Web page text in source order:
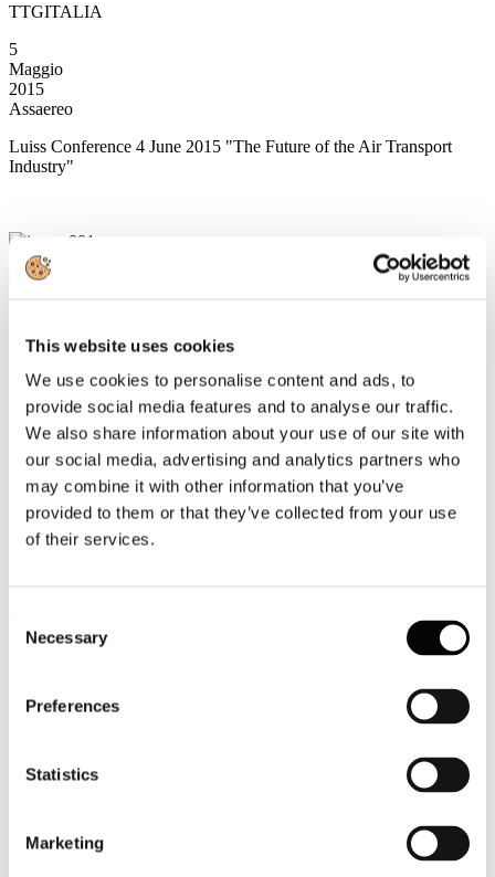
This website uses cookies
We use cookies to personalise content and ads, to
provide social media features and to analyse our traffic.
We also share information about your use of our site with
our social media, advertising and analytics partners who
may combine it with other information that you’ve
provided to them or that they’ve collected from your use
of their services.
Selection
Necessary
Preferences
Statistics
Marketing
TTGITALIA
5
Maggio
2015
Assaereo
Luiss Conference 4 June 2015 "The Future of the Air Transport
Industry"
Maggio
2015
Associazione Italiana Confindustria Alberghi
Newsletter N. 78 del 05/05/2015
Rassegna Stampa
PALMUCCI - Effetto Expo sugli alberghi corsa al restyling dei
big i piccoli stanno a guardare
La Repubblica - Affari & Finanza
PALMUCCI - Tra le vie di Milano 22mila eventi e i box per gli
Il Sole 24 Ore
PALMUCCI - Tra le vie di Milano 22mila eventi e i box per gli
affari
CONFINDUSTRIA ALBERGHI - Expo, scatta l'ora dei